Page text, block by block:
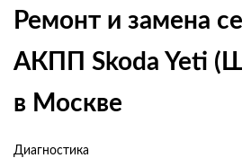
Ремонт и замена
АКПП Skoda Yeti
в Москве
Диагностика